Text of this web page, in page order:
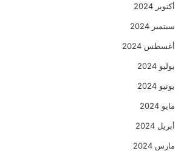
أكتوبر 2024
سبتمبر 2024
أغسطس 2024
يوليو 2024
يونيو 2024
مايو 2024
أبريل 2024
مارس 2024